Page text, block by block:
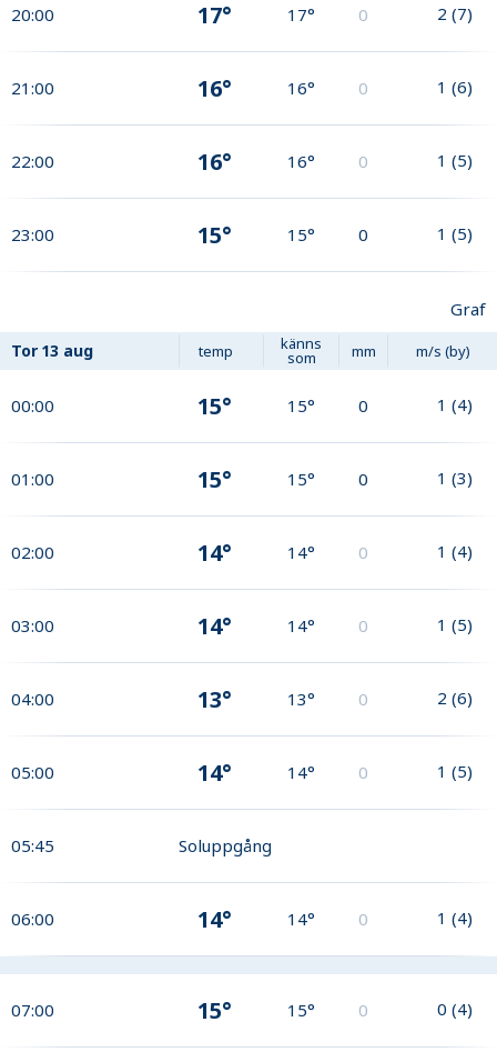
20:00 17° 17° 0 2 (7)
21:00 16° 16° 0 1 (6)
22:00 16° 16° 0 1 (5)
23:00 15° 15° 0 1 (5)
Graf
Tor 13 aug temp känns
som mm m/s (by)
00:00 15° 15° 0 1 (4)
01:00 15° 15° 0 1 (3)
02:00 14° 14° 0 1 (4)
03:00 14° 14° 0 1 (5)
04:00 13° 13° 0 2 (6)
05:00 14° 14° 0 1 (5)
05:45 Soluppgång
06:00 14° 14° 0 1 (4)
07:00 15° 15° 0 0 (4)